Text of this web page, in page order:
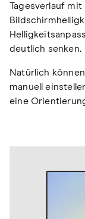
Tagesverlauf
deutlich senken.
Natürlich
manuell
eine